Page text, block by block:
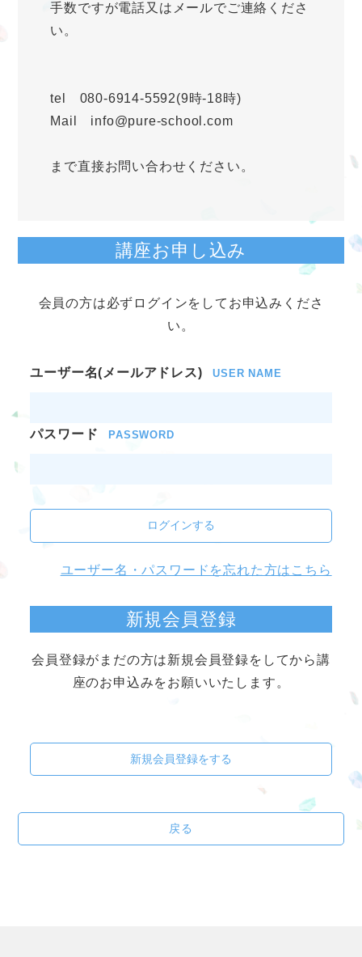
手数ですが電話又はメールでご連絡くださ
い。
tel 080-6914-5592(9時-18時)
Mail info@pure-school.com
まで直接お問い合わせください。
講座お申し込み
会員の方は必ずログインをしてお申込みくださ
い。
ユーザー名(メールアドレス) USER NAME
パスワード PASSWORD
ログインする
ユーザー名・パスワードを忘れた方はこちら
新規会員登録
会員登録がまだの方は新規会員登録をしてから講
座のお申込みをお願いいたします。
新規会員登録をする
戻る